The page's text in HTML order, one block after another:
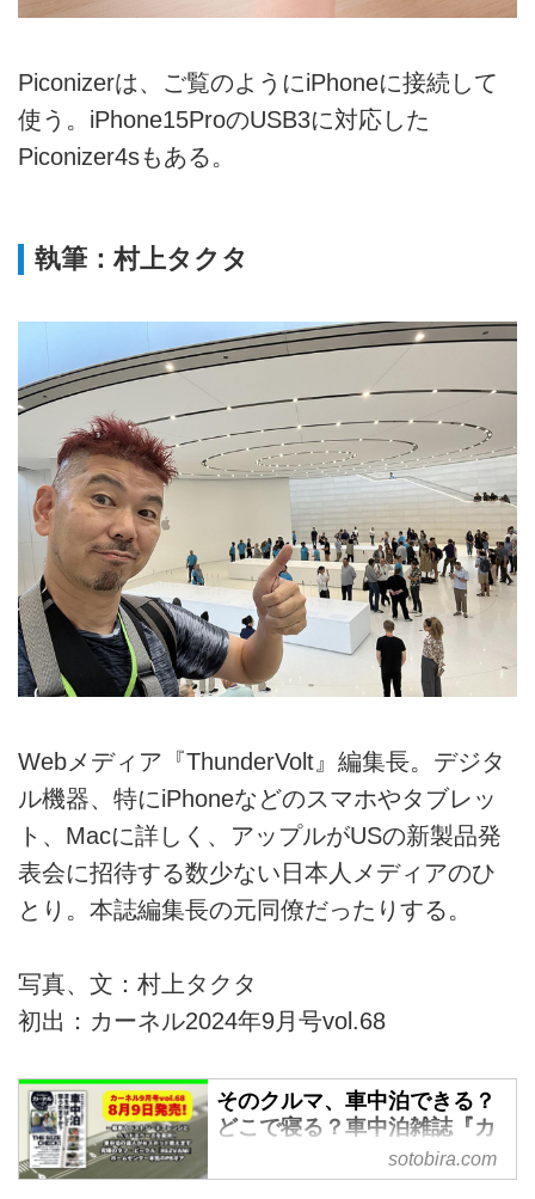
Piconizerは、ご覧のようにiPhoneに接続して
使う。iPhone15ProのUSB3に対応した
Piconizer4sもある。
執筆：村上タクタ
Webメディア『ThunderVolt』編集長。デジタ
ル機器、特にiPhoneなどのスマホやタブレッ
ト、Macに詳しく、アップルがUSの新製品発
表会に招待する数少ない日本人メディアのひ
とり。本誌編集長の元同僚だったりする。
写真、文：村上タクタ
初出：カーネル2024年9月号vol.68
そのクルマ、車中泊できる？
どこで寝る？車中泊雑誌『カ
ーネル』最新号は人気車サイ
ズチェック！【8月9日発売!】
sotobira.com